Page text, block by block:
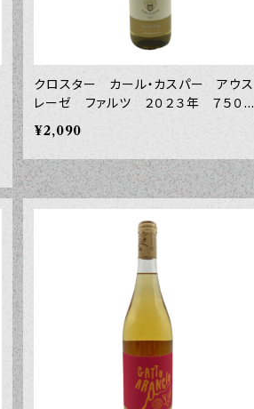
クロスター カール・カスパー アウス
レーゼ ファルツ ２０２３年 ７５０ｍ
ｌ
¥2,090